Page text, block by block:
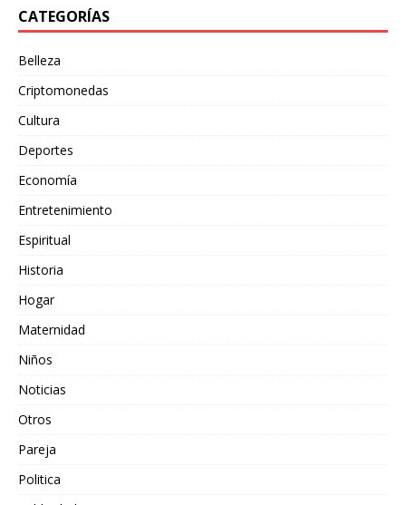
CATEGORÍAS
Belleza
Criptomonedas
Cultura
Deportes
Economía
Entretenimiento
Espiritual
Historia
Hogar
Maternidad
Niños
Noticias
Otros
Pareja
Politica